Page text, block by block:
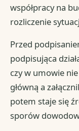
współpracy na
rozliczenie
Przed
podpisująca
czy w umowie
główną a
potem staje się
sporów